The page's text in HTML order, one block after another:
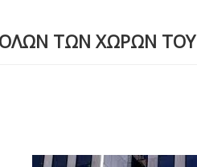
ΟΛΩΝ ΤΩΝ ΧΩΡΩΝ